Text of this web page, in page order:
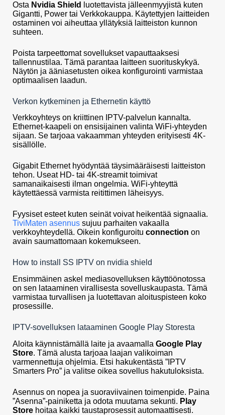
Osta Nvidia Shield
luotettavista jälleenmyyjistä kuten
Gigantti, Power tai Verkkokauppa. Käytettyjen laitteiden
ostaminen voi aiheuttaa yllätyksiä laitteiston kunnon
suhteen.
Poista tarpeettomat sovellukset vapauttaaksesi
tallennustilaa. Tämä parantaa laitteen suorituskykyä.
Näytön ja ääniasetusten oikea konfigurointi varmistaa
optimaalisen laadun.
Verkon kytkeminen ja Ethernetin käyttö
Verkkoyhteys on kriittinen IPTV-palvelun kannalta.
Ethernet-kaapeli on ensisijainen valinta WiFi-yhteyden
sijaan. Se tarjoaa vakaamman yhteyden erityisesti 4K-
sisällölle.
Gigabit Ethernet hyödyntää täysimääräisesti laitteiston
tehon. Useat HD- tai 4K-streamit toimivat
samanaikaisesti ilman ongelmia. WiFi-yhteyttä
käytettäessä varmista reitittimen läheisyys.
Fyysiset esteet kuten seinät voivat heikentää signaalia.
TiviMaten asennus sujuu parhaiten vakaalla
verkkoyhteydellä. Oikein konfiguroitu connection on
avain saumattomaan kokemukseen.
How to install SS IPTV on nvidia shield
Ensimmäinen askel mediasovelluksen käyttöönotossa
on sen lataaminen virallisesta sovelluskaupasta. Tämä
varmistaa turvallisen ja luotettavan aloituspisteen koko
prosessille.
IPTV-sovelluksen lataaminen Google Play Storesta
Aloita käynnistämällä laite ja avaamalla Google Play
Store. Tämä alusta tarjoaa laajan valikoiman
varmennettuja ohjelmia. Etsi hakukentästä ”IPTV
Smarters Pro” ja valitse oikea sovellus hakutuloksista.
Asennus on nopea ja suoraviivainen toimenpide. Paina
”Asenna”-painiketta ja odota muutama sekunti. Play
Store hoitaa kaikki taustaprosessit automaattisesti.